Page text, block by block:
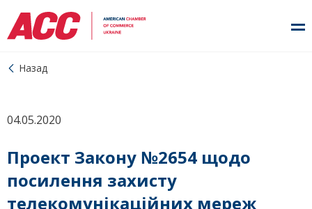
Назад
04.05.2020
Проект Закону №2654 щодо
посилення захисту
телекомунікаційних мереж